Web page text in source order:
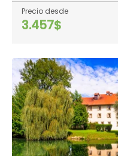
Precio desde
3.457$